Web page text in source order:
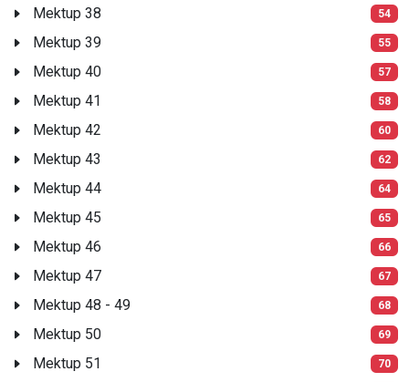
Mektup 38 54
Mektup 39 55
Mektup 40 57
Mektup 41 58
Mektup 42 60
Mektup 43 62
Mektup 44 64
Mektup 45 65
Mektup 46 66
Mektup 47 67
Mektup 48 - 49 68
Mektup 50 69
Mektup 51 70